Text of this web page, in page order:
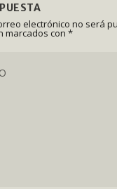
electrónico no será
marcados con*